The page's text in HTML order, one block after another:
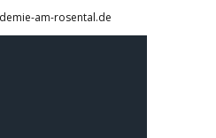
am-rosental.de